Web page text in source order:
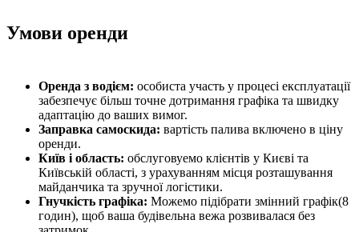
Умови оренди
Оренда з водієм: особиста участь у процесі експлуатації
забезпечує більш точне дотримання графіка та швидку
адаптацію до ваших вимог.
Заправка самоскида: вартість палива включено в ціну
оренди.
Київ і область: обслуговуемо клієнтів у Києві та
Київській області, з урахуванням місця розташування
майданчика та зручної логістики.
Гнучкість графіка: Можемо підібрати змінний графік(8
годин), щоб ваша будівельна вежа розвивалася без